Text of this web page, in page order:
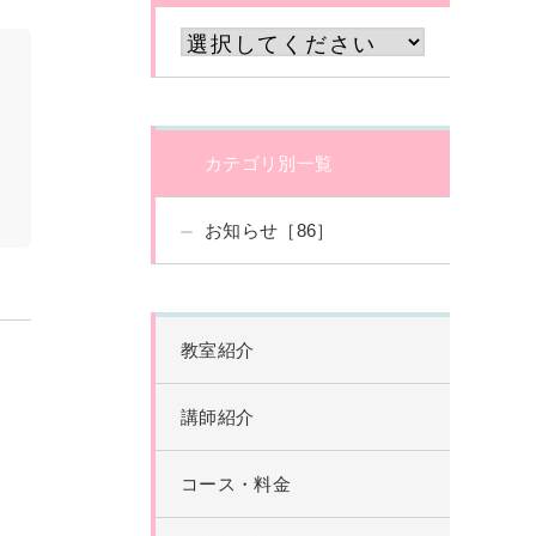
カテゴリ別一覧
お知らせ［86］
教室紹介
講師紹介
コース・料金